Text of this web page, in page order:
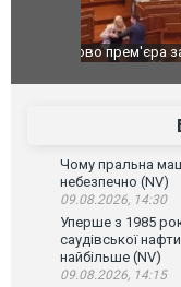
яйцямиПриїхав за
до
зіркового
Чому пральна
небезпечно (NV)
09.08.2026, 14:30
Уперше з 1985
саудівської
найбільше (NV)
09.08.2026, 14:15